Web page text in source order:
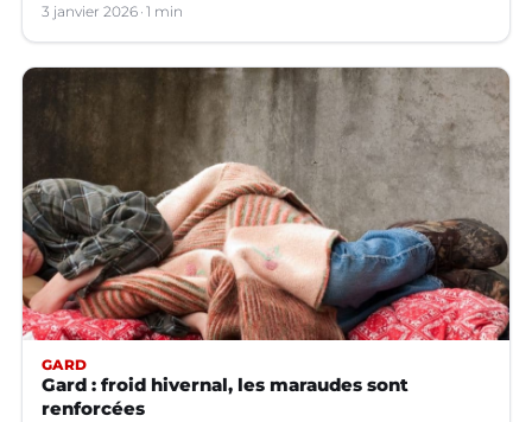
3 janvier 2026 1 min
GARD
Gard : froid hivernal, les maraudes sont
renforcées